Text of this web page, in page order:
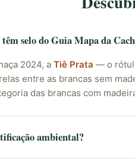
selo do Guia Mapa da
2024, a Tiê Prata — o
entre as brancas sem
das brancas com
ambiental?